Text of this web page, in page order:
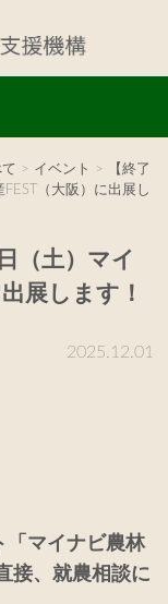
> イベント >
【終了
（大阪）に出展し
（土）マイ
展します！
2025.12.01
「マイナビ農林
接、就農相談に